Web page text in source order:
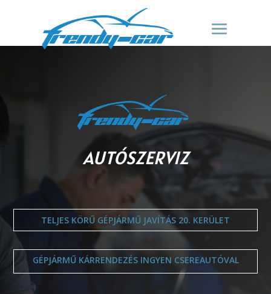
AUTÓSZERVIZ
TELJES KÖRŰ GÉPJÁRMŰ JAVÍTÁS 20. KERÜLET
GÉPJÁRMŰ KÁRRENDEZÉS INGYEN CSEREAUTÓVAL